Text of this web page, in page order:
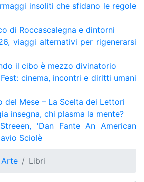
insoliti che sfidano le regole
di Roccascalegna e dintorni
viaggi alternativi per rigenerarsi
il cibo è mezzo divinatorio
cinema, incontri e diritti umani
del Mese – La Scelta dei Lettori
insegna, chi plasma la mente?
'Dan Fante An American
Sciolè
Arte Libri